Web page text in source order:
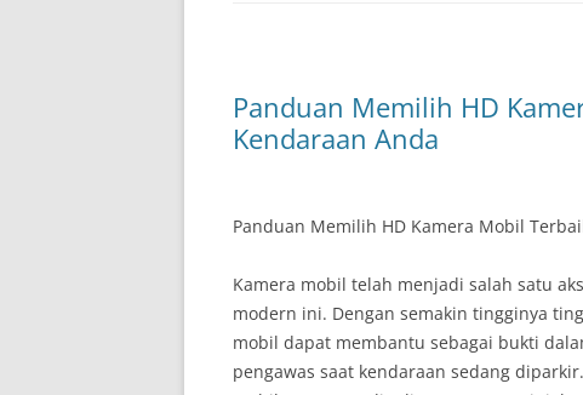
Panduan Memilih HD
Kendaraan Anda
Panduan Memilih HD Kamera Mobil
Kamera mobil telah menjadi salah satu
modern ini. Dengan semakin tingginya
mobil dapat membantu sebagai bukti
pengawas saat kendaraan sedang